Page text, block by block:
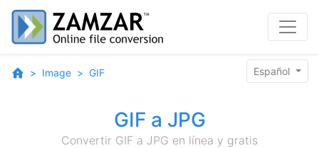
Image GIF Español
GIF a JPG
Convertir GIF a JPG en línea y gratis